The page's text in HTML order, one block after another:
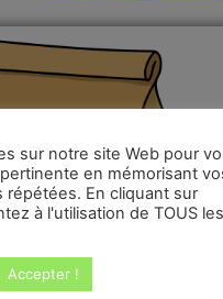
sur notre site Web pour
en mémorisant
En cliquant sur
à l'utilisation de TOUS les
Accepter !